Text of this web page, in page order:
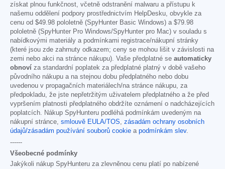
získat plnou funkčnost, včetně odstranění malwaru a přístupu k
našemu oddělení podpory prostřednictvím HelpDesku, obvykle za
cenu od $49.98 pololetně (SpyHunter Basic Windows) a $79.98
pololetně (SpyHunter Pro Windows/SpyHunter pro Mac) v souladu s
nabídkovými materiály a podmínkami registrace/nákupní stránky
(které jsou zde zahrnuty odkazem; ceny se mohou lišit v závislosti na
zemi nebo akci na stránce nákupu). Vaše předplatné se automaticky
obnoví za standardní poplatek za předplatné platný v době vašeho
původního nákupu a na stejnou dobu předplatného nebo dobu
uvedenou v propagačních materiálech/na stránce nákupu, za
předpokladu, že jste nepřetržitým uživatelem předplatného a že před
vypršením platnosti předplatného obdržíte oznámení o nadcházejících
poplatcích. Nákup SpyHunteru podléhá podmínkám uvedeným na
nákupní stránce, smlouvě EULA/TOS, zásadám ochrany osobních
údajů/zásadám používání souborů cookie a podmínkám slev.
------
Všeobecné podmínky
Jakýkoli nákup SpyHunteru za zlevněnou cenu platí po nabízené